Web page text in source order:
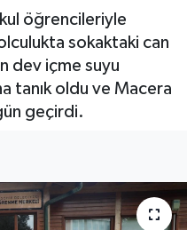
öğrencileriyle
sokaktaki can
dev içme suyu
tanık oldu ve Macera
geçirdi.